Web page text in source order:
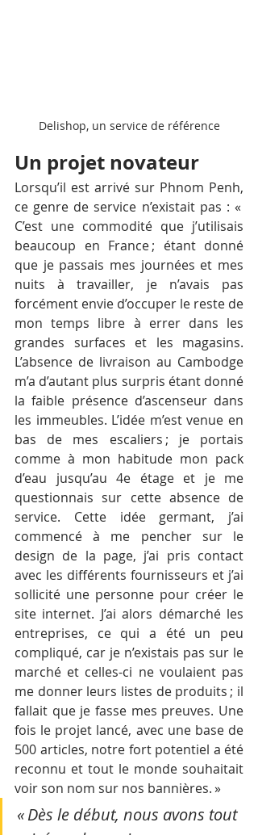
Delishop, un service de référence
Un projet novateur
Lorsqu’il est arrivé sur Phnom Penh,
ce genre de service n’existait pas : «
C’est une commodité que j’utilisais
beaucoup en France ; étant donné
que je passais mes journées et mes
nuits à travailler, je n’avais pas
forcément envie d’occuper le reste de
mon temps libre à errer dans les
grandes surfaces et les magasins.
L’absence de livraison au Cambodge
m’a d’autant plus surpris étant donné
la faible présence d’ascenseur dans
les immeubles. L’idée m’est venue en
bas de mes escaliers ; je portais
comme à mon habitude mon pack
d’eau jusqu’au 4e étage et je me
questionnais sur cette absence de
service. Cette idée germant, j’ai
commencé à me pencher sur le
design de la page, j’ai pris contact
avec les différents fournisseurs et j’ai
sollicité une personne pour créer le
site internet. J’ai alors démarché les
entreprises, ce qui a été un peu
compliqué, car je n’existais pas sur le
marché et celles-ci ne voulaient pas
me donner leurs listes de produits ; il
fallait que je fasse mes preuves. Une
fois le projet lancé, avec une base de
500 articles, notre fort potentiel a été
reconnu et tout le monde souhaitait
voir son nom sur nos bannières. »
« Dès le début, nous avons tout